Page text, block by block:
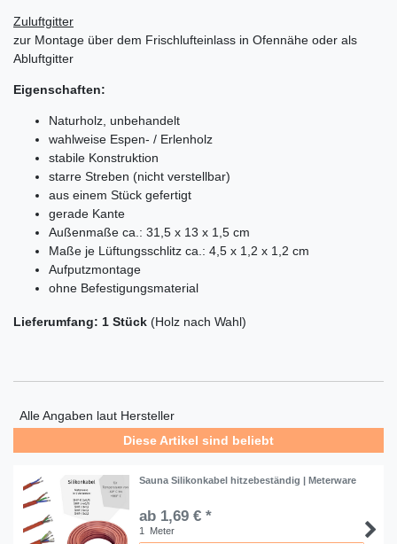
Zuluftgitter
zur Montage über dem Frischlufteinlass in Ofennähe oder als
Abluftgitter
Eigenschaften:
Naturholz, unbehandelt
wahlweise Espen- / Erlenholz
stabile Konstruktion
starre Streben (nicht verstellbar)
aus einem Stück gefertigt
gerade Kante
Außenmaße ca.: 31,5 x 13 x 1,5 cm
Maße je Lüftungsschlitz ca.: 4,5 x 1,2 x 1,2 cm
Aufputzmontage
ohne Befestigungsmaterial
Lieferumfang: 1 Stück (Holz nach Wahl)
Alle Angaben laut Hersteller
Diese Artikel sind beliebt
Sauna Silikonkabel hitzebeständig | Meterware
ab 1,69 € *
1 Meter